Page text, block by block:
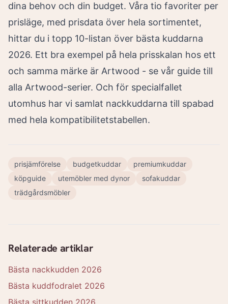
dina behov och din budget. Våra tio favoriter per
prisläge, med prisdata över hela sortimentet,
hittar du i topp 10-listan över bästa kuddarna
2026. Ett bra exempel på hela prisskalan hos ett
och samma märke är Artwood - se vår guide till
alla Artwood-serier. Och för specialfallet
utomhus har vi samlat nackkuddarna till spabad
med hela kompatibilitetstabellen.
prisjämförelse budgetkuddar
premiumkuddar
köpguide
utemöbler med dynor
sofakuddar
trädgårdsmöbler
Relaterade artiklar
Bästa nackkudden 2026
Bästa kuddfodralet 2026
Bästa sittkudden 2026